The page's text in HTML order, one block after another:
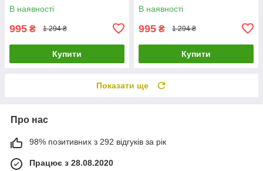
В наявності
995 ₴ 1 294 ₴
Купити
В наявності
995 ₴ 1 294 ₴
Купити
Показати ще
Про нас
98% позитивних з 292 відгуків за рік
Працює з 28.08.2020